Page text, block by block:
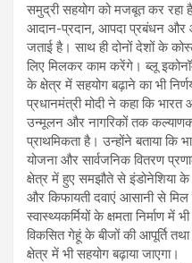
समुद्री सहयोग को मजबूत कर रहा
आदान-प्रदान, आपदा प्रबंधन और
जताई है। साथ ही दोनों देशों के
लिए मिलकर काम करेंगे। ब्लू
के क्षेत्र में सहयोग बढ़ाने का भी
प्रधानमंत्री मोदी ने कहा कि भारत
उन्मूलन और नागरिकों तक
प्राथमिकता है। उन्होंने बताया कि
योजना और सार्वजनिक वितरण
क्षेत्र में हुए समझौते से इंडोनेशिया के
और किफायती दवाएं आसानी से
स्वास्थ्यकर्मियों के क्षमता निर्माण
विकसित गेहूं के बीजों की आपूर्ति
क्षेत्र में भी सहयोग बढ़ाया जाएगा।